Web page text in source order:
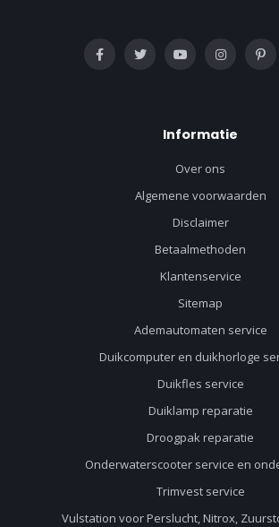
Informatie
Over ons
Algemene voorwaarden
Disclaimer
Betaalmethoden
Klantenservice
Sitemap
Ademautomaten service
Duikcomputer en duikhorloge
Duikfles service
Duiklamp reparatie
Droogpak reparatie
Onderwaterscooter service en
Trimvest service
Vulstation voor Perslucht, Nitrox,